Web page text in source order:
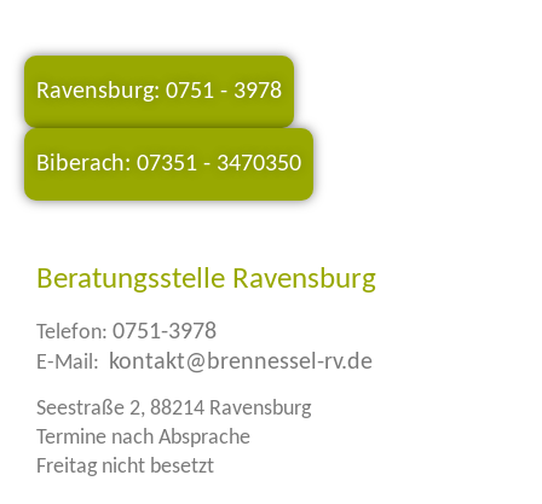
Ravensburg: 0751 - 3978
Biberach: 07351 - 3470350
Beratungsstelle Ravensburg
Telefon: 0751-3978
E-Mail: kontakt@brennessel-rv.de
Seestraße 2, 88214 Ravensburg
Termine nach Absprache
Freitag nicht besetzt